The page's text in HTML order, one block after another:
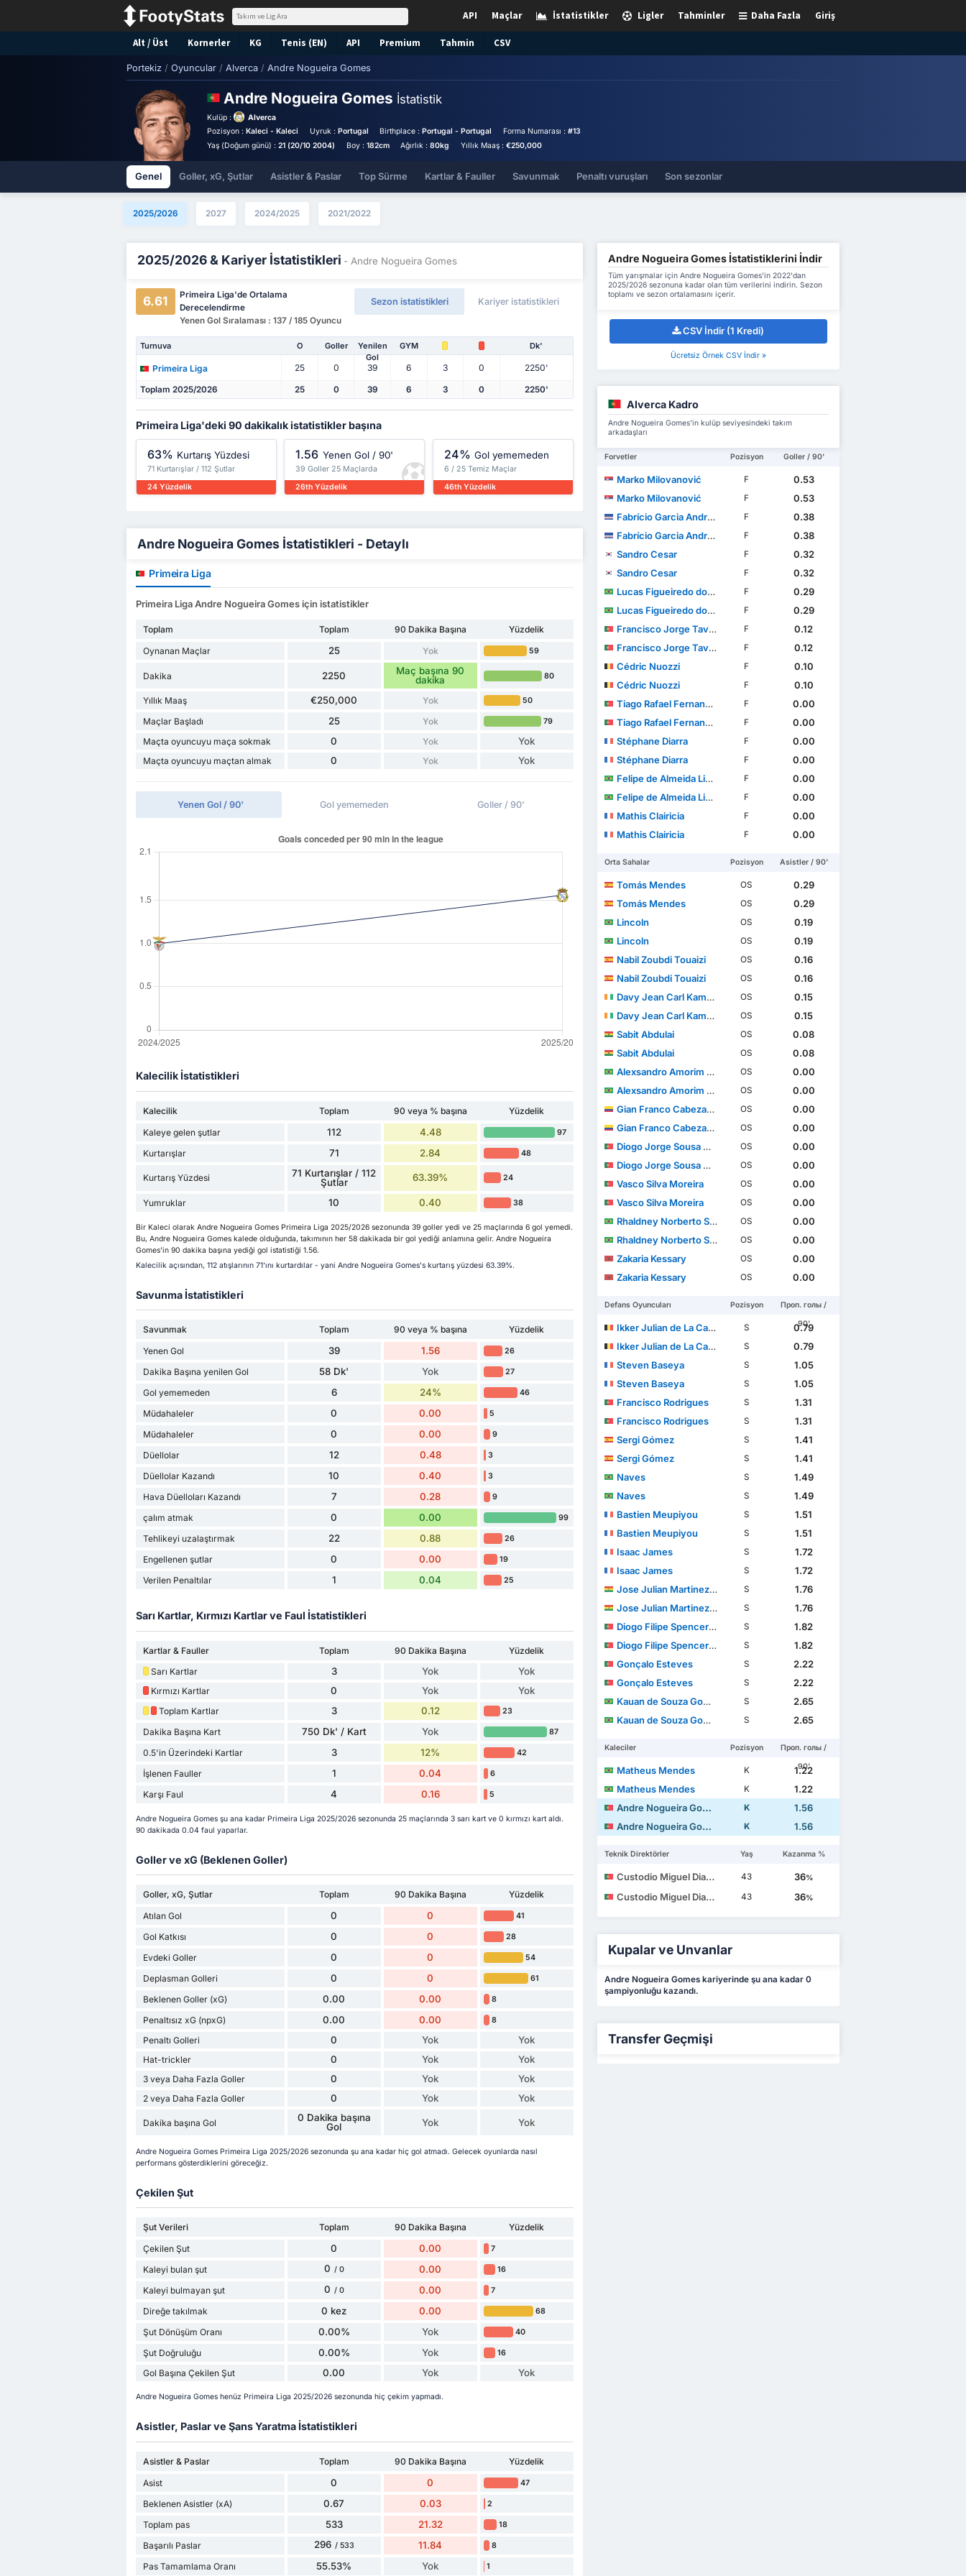
Giriş
Daha Fazla
Tahminler
Ligler
İstatistikler
Maçlar
API
Alt / Üst Kornerler KG Tenis (EN) API Premium Tahmin CSV
Portekiz / Oyuncular / Alverca / Andre Nogueira Gomes
Andre Nogueira Gomes İstatistik
Kulüp :
Alverca
Pozisyon :Kaleci - Kaleci Uyruk : Portugal Birthplace :Portugal - Portugal Forma Numarası : #13
Yaş (Doğum günü) :21 (20/10 2004) Boy : 182cm Ağırlık :80kg Yıllık Maaş : €250,000
Genel Goller, xG, Şutlar Asistler & Paslar Top Sürme Kartlar & Fauller Savunmak Penaltı vuruşları Son sezonlar
2025/2026 2027 2024/2025 2021/2022
2025/2026 & Kariyer İstatistikleri - Andre Nogueira Gomes
6.61
Primeira Liga'de Ortalama
Derecelendirme
Yenen Gol Sıralaması : 137 / 185 Oyuncu
Sezon istatistikleri Kariyer istatistikleri
Turnuva O Goller
Yenilen
Gol
GYM Dk'
Primeira Liga 25 0 39 6 3 0 2250'
Toplam 2025/2026 25 0 39 6 3 0 2250'
Primeira Liga'deki 90 dakikalık istatistikler başına
63% Kurtarış Yüzdesi
71 Kurtarışlar / 112 Şutlar
24 Yüzdelik
1.56 Yenen Gol / 90'
39 Goller 25 Maçlarda
26th Yüzdelik
24% Gol yememeden
6 / 25 Temiz Maçlar
46th Yüzdelik
Andre Nogueira Gomes İstatistikleri - Detaylı
Primeira Liga
Primeira Liga Andre Nogueira Gomes için istatistikler
Toplam Toplam 90 Dakika Başına
Yüzdelik
Oynanan Maçlar
25 Yok 59
Dakika 2250
Maç başına 90
dakika
80
Yıllık Maaş €250,000 Yok 50
Maçlar Başladı 25 Yok 79
Maçta oyuncuyu maça sokmak 0 Yok Yok
Maçta oyuncuyu maçtan almak 0 Yok Yok
Yenen Gol / 90' Gol yememeden Goller / 90'
Kalecilik İstatistikleri
Kalecilik Toplam 90 veya % başına
Yüzdelik
Kaleye gelen şutlar
112 4.48 97
Kurtarışlar 71 2.84 48
Kurtarış Yüzdesi
71 Kurtarışlar / 112
Şutlar
63.39% 24
Yumruklar 10 0.40 38
Bir Kaleci olarak Andre Nogueira Gomes Primeira Liga 2025/2026 sezonunda 39 goller yedi ve 25 maçlarında 6 gol yemedi.
Bu, Andre Nogueira Gomes kalede olduğunda, takımının her 58 dakikada bir gol yediği anlamına gelir. Andre Nogueira
Gomes'in 90 dakika başına yediği gol istatistiği 1.56.
Kalecilik açısından, 112 atışlarının 71'ını kurtardılar - yani Andre Nogueira Gomes's kurtarış yüzdesi 63.39%.
Savunma İstatistikleri
Savunmak Toplam 90 veya % başına
Yüzdelik
Yenen Gol
39 1.56 26
Dakika Başına yenilen Gol 58 Dk' Yok 27
Gol yememeden 6 24% 46
Müdahaleler 0 0.00 5
Müdahaleler 0 0.00 9
Düellolar 12 0.48 3
Düellolar Kazandı 10 0.40 3
Hava Düelloları Kazandı 7 0.28 9
çalım atmak 0 0.00 99
Tehlikeyi uzalaştırmak 22 0.88 26
Engellenen şutlar 0 0.00 19
Verilen Penaltılar 1 0.04 25
Sarı Kartlar, Kırmızı Kartlar ve Faul İstatistikleri
Kartlar & Fauller Toplam 90 Dakika Başına
Yüzdelik
Sarı Kartlar
3 Yok Yok
Kırmızı Kartlar 0 Yok Yok
Toplam Kartlar 3 0.12 23
Dakika Başına Kart 750 Dk' / Kart Yok 87
0.5'in Üzerindeki Kartlar 3 12% 42
İşlenen Fauller 1 0.04 6
Karşı Faul 4 0.16 5
Andre Nogueira Gomes şu ana kadar Primeira Liga 2025/2026 sezonunda 25 maçlarında 3 sarı kart ve 0 kırmızı kart aldı.
90 dakikada 0.04 faul yaparlar.
Goller ve xG (Beklenen Goller)
Goller, xG, Şutlar Toplam 90 Dakika Başına
Yüzdelik
Atılan Gol
0 0 41
Gol Katkısı 0 0 28
Evdeki Goller 0 0 54
Deplasman Golleri 0 0 61
Beklenen Goller (xG) 0.00 0.00 8
Penaltısız xG (npxG) 0.00 0.00 8
Penaltı Golleri 0 Yok Yok
Hat-trickler 0 Yok Yok
3 veya Daha Fazla Goller 0 Yok Yok
2 veya Daha Fazla Goller 0 Yok Yok
Dakika başına Gol
0 Dakika başına
Gol
Yok Yok
Andre Nogueira Gomes Primeira Liga 2025/2026 sezonunda şu ana kadar hiç gol atmadı. Gelecek oyunlarda nasıl
performans gösterdiklerini göreceğiz.
Çekilen Şut
Şut Verileri Toplam 90 Dakika Başına
Yüzdelik
Çekilen Şut
0 0.00 7
Kaleyi bulan şut 0 / 0 0.00 16
Kaleyi bulmayan şut 0 / 0 0.00 7
Direğe takılmak 0 kez 0.00 68
Şut Dönüşüm Oranı 0.00% Yok 40
Şut Doğruluğu 0.00% Yok 16
Gol Başına Çekilen Şut 0.00 Yok Yok
Andre Nogueira Gomes henüz Primeira Liga 2025/2026 sezonunda hiç çekim yapmadı.
Asistler, Paslar ve Şans Yaratma İstatistikleri
Asistler & Paslar Toplam 90 Dakika Başına
Yüzdelik
Asist
0 0 47
Beklenen Asistler (xA) 0.67 0.03 2
Toplam pas 533 21.32 18
Başarılı Paslar 296 / 533 11.84 8
Pas Tamamlama Oranı 55.53% Yok 1
Andre Nogueira Gomes İstatistiklerini İndir
Tüm yarışmalar için Andre Nogueira Gomes'in 2022'dan
2025/2026 sezonuna kadar olan tüm verilerini indirin. Sezon
toplamı ve sezon ortalamasını içerir.
CSV İndir (1 Kredi)
Ücretsiz Örnek CSV İndir »
Alverca Kadro
Andre Nogueira Gomes'in kulüp seviyesindeki takım
arkadaşları
Forvetler Pozisyon Goller / 90'
Marko Milovanović F
0.53
Marko Milovanović
F
0.53
Fabrício Garcia Andrade
F
0.38
Fabrício Garcia Andrade
F
0.38
Sandro Cesar
F
0.32
Sandro Cesar
F
0.32
Lucas Figueiredo dos Santos
F
0.29
Lucas Figueiredo dos Santos
F
0.29
Francisco Jorge Tavares Oliveira
F
0.12
Francisco Jorge Tavares Oliveira
F
0.12
Cédric Nuozzi
F
0.10
Cédric Nuozzi
F
0.10
Tiago Rafael Fernandes Leiite
F
0.00
Tiago Rafael Fernandes Leiite
F
0.00
Stéphane Diarra
F
0.00
Stéphane Diarra
F
0.00
Felipe de Almeida Lima
F
0.00
Felipe de Almeida Lima
F
0.00
Mathis Clairicia
F
0.00
Mathis Clairicia
F 0.00
Orta Sahalar Pozisyon Asistler / 90'
Tomás Mendes OS
0.29
Tomás Mendes
OS
0.29
Lincoln
OS
0.19
Lincoln
OS
0.19
Nabil Zoubdi Touaizi
OS
0.16
Nabil Zoubdi Touaizi
OS
0.16
Davy Jean Carl Kamon Gui
OS
0.15
Davy Jean Carl Kamon Gui
OS
0.15
Sabit Abdulai
OS
0.08
Sabit Abdulai
OS
0.08
Alexsandro Amorim de Freitas Filho
OS
0.00
Alexsandro Amorim de Freitas Filho
OS
0.00
Gian Franco Cabezas Rodríguez
OS
0.00
Gian Franco Cabezas Rodríguez
OS
0.00
Diogo Jorge Sousa Martins
OS
0.00
Diogo Jorge Sousa Martins
OS
0.00
Vasco Silva Moreira
OS
0.00
Vasco Silva Moreira
OS
0.00
Rhaldney Norberto Simião Gomes
OS
0.00
Rhaldney Norberto Simião Gomes
OS
0.00
Zakaria Kessary
OS
0.00
Zakaria Kessary
OS 0.00
Defans Oyuncuları Pozisyon
Проп. голы /
90'
Ikker Julian de La Caridad Caldeira dos Santos S
0.79
Ikker Julian de La Caridad Caldeira dos Santos
S
0.79
Steven Baseya
S
1.05
Steven Baseya
S
1.05
Francisco Rodrigues
S
1.31
Francisco Rodrigues
S
1.31
Sergi Gómez
S
1.41
Sergi Gómez
S
1.41
Naves
S
1.49
Naves
S
1.49
Bastien Meupiyou
S
1.51
Bastien Meupiyou
S
1.51
Isaac James
S
1.72
Isaac James
S
1.72
Jose Julian Martinez Crisanto
S
1.76
Jose Julian Martinez Crisanto
S
1.76
Diogo Filipe Spencer Marques
S
1.82
Diogo Filipe Spencer Marques
S
1.82
Gonçalo Esteves
S
2.22
Gonçalo Esteves
S
2.22
Kauan de Souza Gomes
S
2.65
Kauan de Souza Gomes
S 2.65
Kaleciler Pozisyon
Проп. голы /
90'
Matheus Mendes K
1.22
Matheus Mendes
K
1.22
Andre Nogueira Gomes
K
1.56
Andre Nogueira Gomes
K 1.56
Teknik Direktörler Yaş Kazanma %
Custodio Miguel Dias de Castro 43 36%
Custodio Miguel Dias de Castro 43 36%
Kupalar ve Unvanlar
Andre Nogueira Gomes kariyerinde şu ana kadar 0
şampiyonluğu kazandı.
Transfer Geçmişi